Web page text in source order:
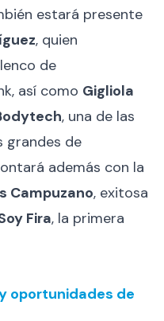
estará presente
, quien
de
así como Gigliola
, una de las
grandes de
además con la
Campuzano, exitosa
Fira, la primera
oportunidades de